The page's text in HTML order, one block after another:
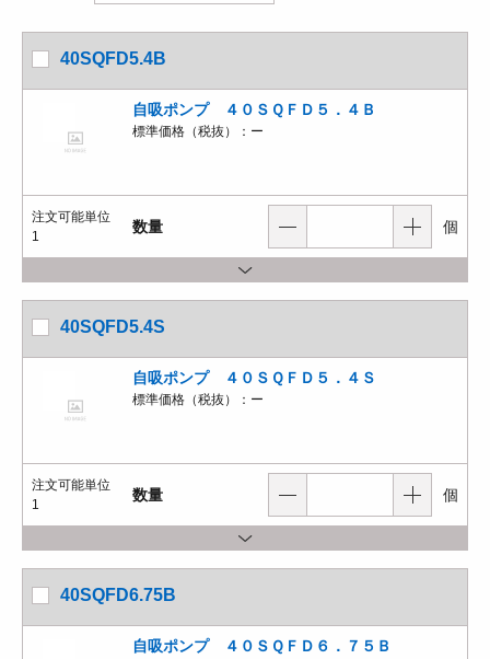
40SQFD5.4B
自吸ポンプ ４０ＳＱＦＤ５．４Ｂ
標準価格（税抜）： ー
注文可能単位
1
数量 個
40SQFD5.4S
自吸ポンプ ４０ＳＱＦＤ５．４Ｓ
標準価格（税抜）： ー
注文可能単位
1
数量 個
40SQFD6.75B
自吸ポンプ ４０ＳＱＦＤ６．７５Ｂ